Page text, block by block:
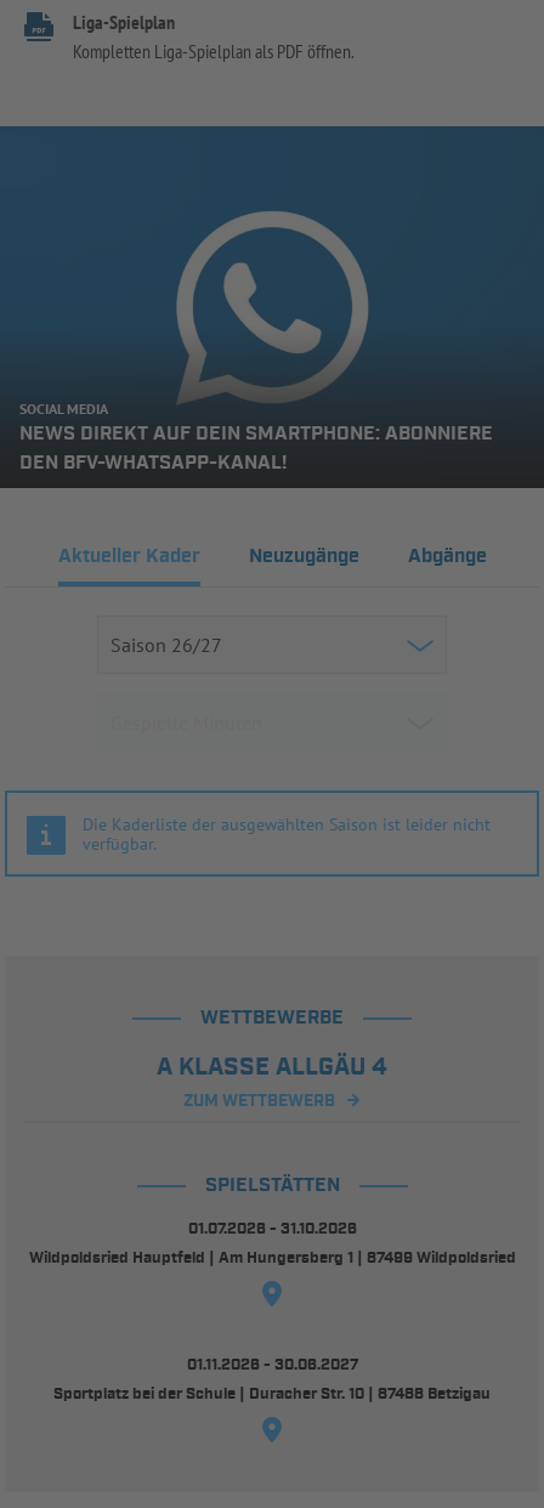
Liga-Spielplan
Kompletten Liga-Spielplan als PDF öffnen.
SOCIAL MEDIA
NEWS DIREKT AUF DEIN SMARTPHONE: ABONNIERE
DEN BFV-WHATSAPP-KANAL!
Aktueller Kader Neuzugänge Abgänge
Die Kaderliste der ausgewählten Saison ist leider nicht
verfügbar.
WETTBEWERBE
A KLASSE ALLGÄU 4
ZUM WETTBEWERB
SPIELSTÄTTEN
01.07.2026 - 31.10.2026
Wildpoldsried Hauptfeld | Am Hungersberg 1 | 87499 Wildpoldsried
01.11.2026 - 30.06.2027
Sportplatz bei der Schule | Duracher Str. 10 | 87488 Betzigau